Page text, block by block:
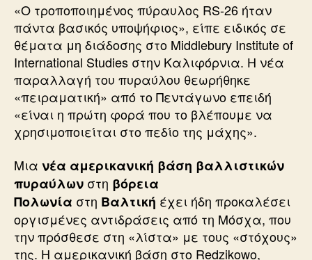
«Ο τροποποιημένος πύραυλος RS-26 ήταν
πάντα βασικός υποψήφιος», είπε ειδικός σε
θέματα μη διάδοσης στο Middlebury Institute of
International Studies στην Καλιφόρνια. Η νέα
παραλλαγή του πυραύλου θεωρήθηκε
«πειραματική» από το Πεντάγωνο επειδή
«είναι η πρώτη φορά που το βλέπουμε να
χρησιμοποιείται στο πεδίο της μάχης».
Μια νέα αμερικανική βάση βαλλιστικών
πυραύλων στη βόρεια
Πολωνία στη Βαλτική έχει ήδη προκαλέσει
οργισμένες αντιδράσεις από τη Μόσχα, που
την πρόσθεσε στη «λίστα» με τους «στόχους»
της. Η αμερικανική βάση στο Redzikowo,